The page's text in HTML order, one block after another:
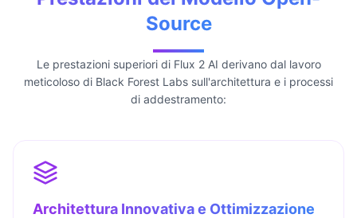
Source
Le prestazioni superiori di Flux 2 AI derivano dal lavoro
meticoloso di Black Forest Labs sull'architettura e i processi
di addestramento:
Architettura Innovativa e Ottimizzazione